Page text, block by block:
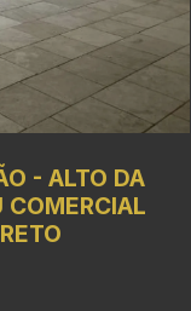
- ALTO DA
COMERCIAL